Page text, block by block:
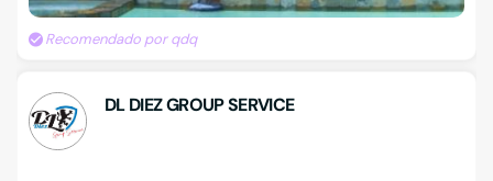
Recomendado por qdq
DL DIEZ GROUP SERVICE